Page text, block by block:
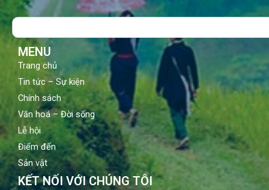
b
o
u
b
a
g
Search
MENU
Trang chủ
Tin tức – Sự kiện
Chính sách
Văn hoá – Đời sống
Lễ hội
Điểm đến
Sản vật
KẾT NỐI VỚI CHÚNG TÔI